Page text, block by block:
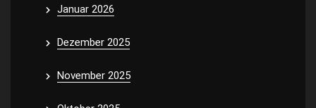
Januar 2026
Dezember 2025
November 2025